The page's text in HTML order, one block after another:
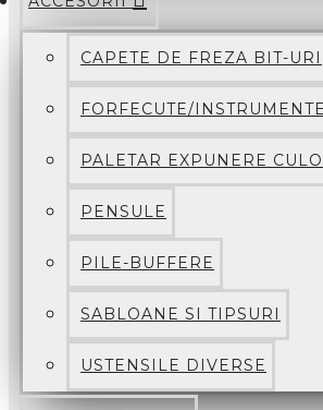
CAPETE DE FREZA BIT-URI
FORFECUTE/INSTRUMENTE
PALETAR EXPUNERE
PENSULE
PILE-BUFFERE
SABLOANE SI TIPSURI
USTENSILE DIVERSE